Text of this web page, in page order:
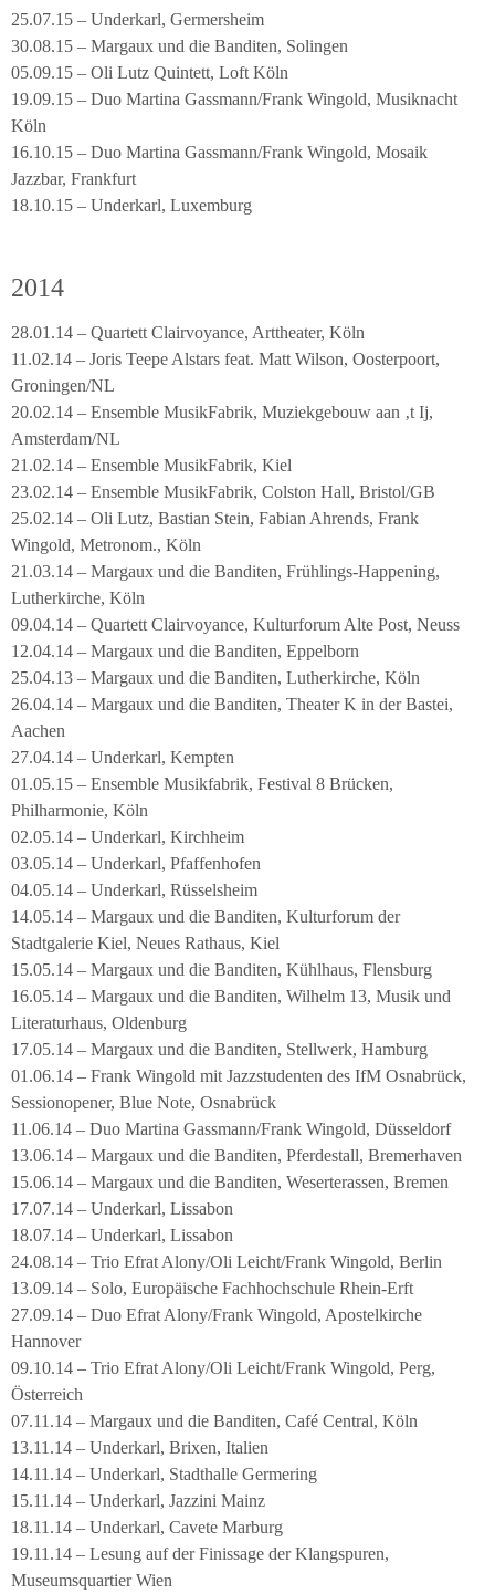
25.07.15 – Underkarl, Germersheim
30.08.15 – Margaux und die Banditen, Solingen
05.09.15 – Oli Lutz Quintett, Loft Köln
19.09.15 – Duo Martina Gassmann/Frank Wingold, Musiknacht
Köln
16.10.15 – Duo Martina Gassmann/Frank Wingold, Mosaik
Jazzbar, Frankfurt
18.10.15 – Underkarl, Luxemburg
2014
28.01.14 – Quartett Clairvoyance, Arttheater, Köln
11.02.14 – Joris Teepe Alstars feat. Matt Wilson, Oosterpoort,
Groningen/NL
20.02.14 – Ensemble MusikFabrik, Muziekgebouw aan ‚t Ij,
Amsterdam/NL
21.02.14 – Ensemble MusikFabrik, Kiel
23.02.14 – Ensemble MusikFabrik, Colston Hall, Bristol/GB
25.02.14 – Oli Lutz, Bastian Stein, Fabian Ahrends, Frank
Wingold, Metronom., Köln
21.03.14 – Margaux und die Banditen, Frühlings-Happening,
Lutherkirche, Köln
09.04.14 – Quartett Clairvoyance, Kulturforum Alte Post, Neuss
12.04.14 – Margaux und die Banditen, Eppelborn
25.04.13 – Margaux und die Banditen, Lutherkirche, Köln
26.04.14 – Margaux und die Banditen, Theater K in der Bastei,
Aachen
27.04.14 – Underkarl, Kempten
01.05.15 – Ensemble Musikfabrik, Festival 8 Brücken,
Philharmonie, Köln
02.05.14 – Underkarl, Kirchheim
03.05.14 – Underkarl, Pfaffenhofen
04.05.14 – Underkarl, Rüsselsheim
14.05.14 – Margaux und die Banditen, Kulturforum der
Stadtgalerie Kiel, Neues Rathaus, Kiel
15.05.14 – Margaux und die Banditen, Kühlhaus, Flensburg
16.05.14 – Margaux und die Banditen, Wilhelm 13, Musik und
Literaturhaus, Oldenburg
17.05.14 – Margaux und die Banditen, Stellwerk, Hamburg
01.06.14 – Frank Wingold mit Jazzstudenten des IfM Osnabrück,
Sessionopener, Blue Note, Osnabrück
11.06.14 – Duo Martina Gassmann/Frank Wingold, Düsseldorf
13.06.14 – Margaux und die Banditen, Pferdestall, Bremerhaven
15.06.14 – Margaux und die Banditen, Weserterassen, Bremen
17.07.14 – Underkarl, Lissabon
18.07.14 – Underkarl, Lissabon
24.08.14 – Trio Efrat Alony/Oli Leicht/Frank Wingold, Berlin
13.09.14 – Solo, Europäische Fachhochschule Rhein-Erft
27.09.14 – Duo Efrat Alony/Frank Wingold, Apostelkirche
Hannover
09.10.14 – Trio Efrat Alony/Oli Leicht/Frank Wingold, Perg,
Österreich
07.11.14 – Margaux und die Banditen, Café Central, Köln
13.11.14 – Underkarl, Brixen, Italien
14.11.14 – Underkarl, Stadthalle Germering
15.11.14 – Underkarl, Jazzini Mainz
18.11.14 – Underkarl, Cavete Marburg
19.11.14 – Lesung auf der Finissage der Klangspuren,
Museumsquartier Wien